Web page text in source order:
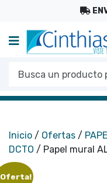
Busca un producto
Inicio / Ofertas /
DCTO / Papel mural